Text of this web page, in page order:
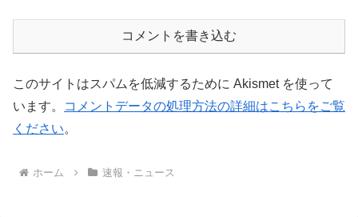
コメントを書き込む
このサイトはスパムを低減するために Akismet を使って
います。
コメントデータの処理方法の詳細はこちらをご覧
ください。
ホーム 速報・ニュース